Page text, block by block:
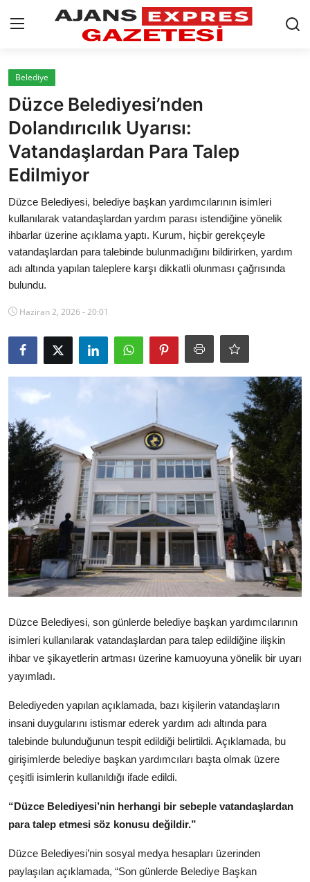
GİRİŞ YAP
AnaSayfa
Eskişehir Siyaset
Siyaset
Türkiye Gündemi
Yerel
Siber Güvenlik
Kütahya
Özel Haber
Teknoloji
Spor
TBMM Haberleri
Belediye
Sağlık
SON DAKİKA
Köşe Yazısı
Dernek
Gastronomi
E-GAZETE
Belediye
Düzce Belediyesi’nden
Dolandırıcılık Uyarısı:
Vatandaşlardan Para Talep
Edilmiyor
Düzce Belediyesi, belediye başkan yardımcılarının isimleri
kullanılarak vatandaşlardan yardım parası istendiğine yönelik
ihbarlar üzerine açıklama yaptı. Kurum, hiçbir gerekçeyle
vatandaşlardan para talebinde bulunmadığını bildirirken, yardım
adı altında yapılan taleplere karşı dikkatli olunması çağrısında
bulundu.
Haziran 2, 2026 - 20:01
Düzce Belediyesi, son günlerde belediye başkan yardımcılarının
isimleri kullanılarak vatandaşlardan para talep edildiğine ilişkin
ihbar ve şikayetlerin artması üzerine kamuoyuna yönelik bir uyarı
yayımladı.
Belediyeden yapılan açıklamada, bazı kişilerin vatandaşların
insani duygularını istismar ederek yardım adı altında para
talebinde bulunduğunun tespit edildiği belirtildi. Açıklamada, bu
girişimlerde belediye başkan yardımcıları başta olmak üzere
çeşitli isimlerin kullanıldığı ifade edildi.
“Düzce Belediyesi’nin herhangi bir sebeple vatandaşlardan
para talep etmesi söz konusu değildir.”
Düzce Belediyesi’nin sosyal medya hesapları üzerinden
paylaşılan açıklamada, “Son günlerde Belediye Başkan